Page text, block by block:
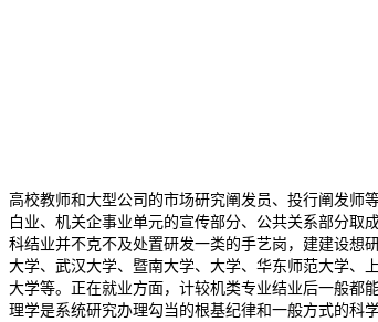
高校教师和大型公司的市场研究阐发员、投行阐发师
白业、机关企事业单元的宣传部分、公共关系部分取
科结业并不克不及处置研发一类的手艺岗，建建设想
大学、武汉大学、暨南大学、大学、华东师范大学、
大学等。正在就业方面，计较机类专业结业后一般都
理学是系统研究办理勾当的根基纪律和一般方式的科